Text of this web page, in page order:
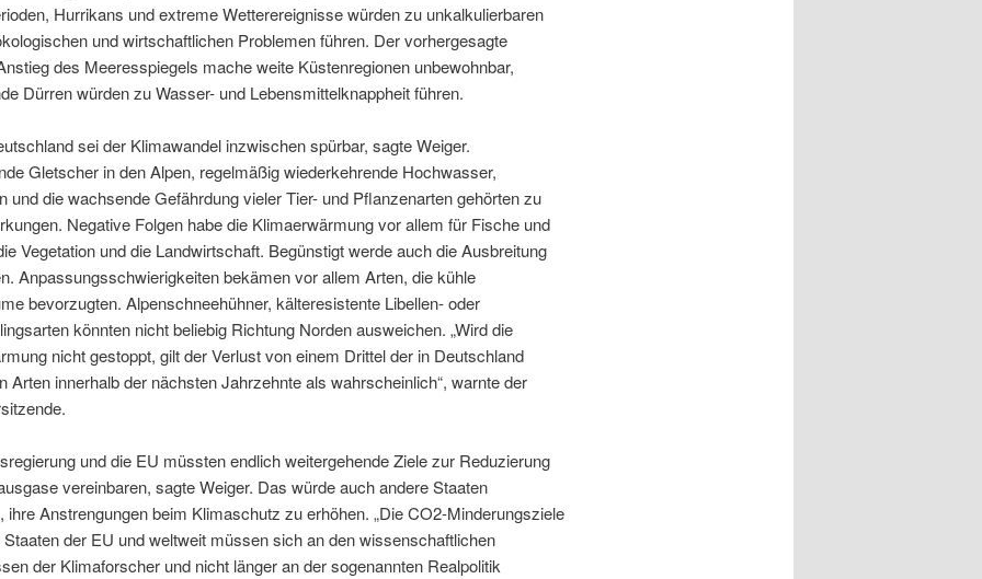
Hurrikans und extreme Wetterereignisse würden zu unkalkulierbaren
und wirtschaftlichen Problemen führen. Der vorhergesagte
des Meeresspiegels mache weite Küstenregionen unbewohnbar,
Dürren würden zu Wasser- und Lebensmittelknappheit führen.
sei der Klimawandel inzwischen spürbar, sagte Weiger.
Gletscher in den Alpen, regelmäßig wiederkehrende Hochwasser,
und die wachsende Gefährdung vieler Tier- und Pflanzenarten gehörten zu
Negative Folgen habe die Klimaerwärmung vor allem für Fische und
Vegetation und die Landwirtschaft. Begünstigt werde auch die Ausbreitung
Anpassungsschwierigkeiten bekämen vor allem Arten, die kühle
bevorzugten. Alpenschneehühner, kälteresistente Libellen- oder
könnten nicht beliebig Richtung Norden ausweichen. „Wird die
nicht gestoppt, gilt der Verlust von einem Drittel der in Deutschland
Arten innerhalb der nächsten Jahrzehnte als wahrscheinlich“, warnte der
und die EU müssten endlich weitergehende Ziele zur Reduzierung
vereinbaren, sagte Weiger. Das würde auch andere Staaten
ihre Anstrengungen beim Klimaschutz zu erhöhen. „Die CO2-Minderungsziele
der EU und weltweit müssen sich an den wissenschaftlichen
der Klimaforscher und nicht länger an der sogenannten Realpolitik